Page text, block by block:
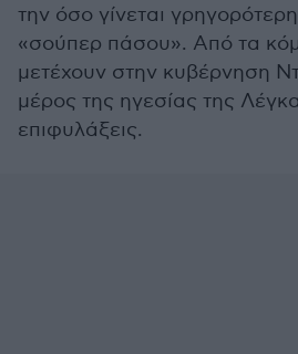
την όσο γίνεται
«σούπερ πάσου». Από τα
μετέχουν στην κυβέρνηση
μέρος της ηγεσίας της
επιφυλάξεις.